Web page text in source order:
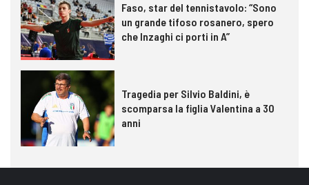
Faso, star del tennistavolo: “Sono
un grande tifoso rosanero, spero
che Inzaghi ci porti in A”
Tragedia per Silvio Baldini, è
scomparsa la figlia Valentina a 30
anni